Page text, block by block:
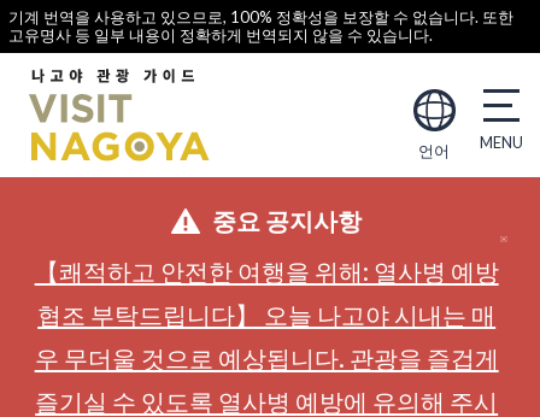
기계 번역을 사용하고 있으므로, 100% 정확성을 보장할 수 없습니다. 또한
고유명사 등 일부 내용이 정확하게 번역되지 않을 수 있습니다.
언어
중요 공지사항
【쾌적하고 안전한 여행을 위해: 열사병 예방
협조 부탁드립니다】 오늘 나고야 시내는 매
우 무더울 것으로 예상됩니다. 관광을 즐겁게
즐기실 수 있도록 열사병 예방에 유의해 주시